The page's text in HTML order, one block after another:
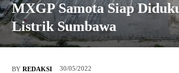
MXGP Samota Siap
Listrik Sumbawa
BY REDAKSI 30/05/2022